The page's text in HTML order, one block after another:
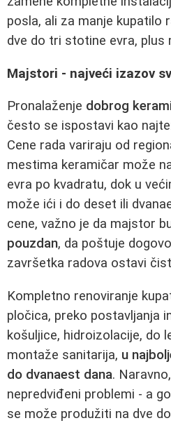
posla, ali za manje kupatilo
dve do tri stotine evra, plus
Majstori - najveći izazov
Pronalaženje dobrog
često se ispostavi kao
Cene rada variraju od
mestima keramičar može
evra po kvadratu, dok u
može ići i do deset ili
cene, važno je da majstor
pouzdan, da poštuje
završetka radova ostavi
Kompletno renoviranje
pločica, preko postavljanja
košuljice, hidroizolacije, do
montaže sanitarija, u
do dvanaest dana.
nepredviđeni problemi - a
se može produžiti na dve